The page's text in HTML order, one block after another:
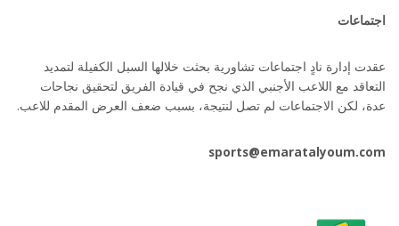
اجتماعات
عقدت إدارة نادٍ اجتماعات تشاورية بحثت خلالها السبل الكفيلة لتمديد
التعاقد مع اللاعب الأجنبي الذي نجح في قيادة الفريق لتحقيق نجاحات
عدة، لكن الاجتماعات لم تصل لنتيجة، بسبب ضعف العرض المقدم للاعب.
sports@emaratalyoum.com